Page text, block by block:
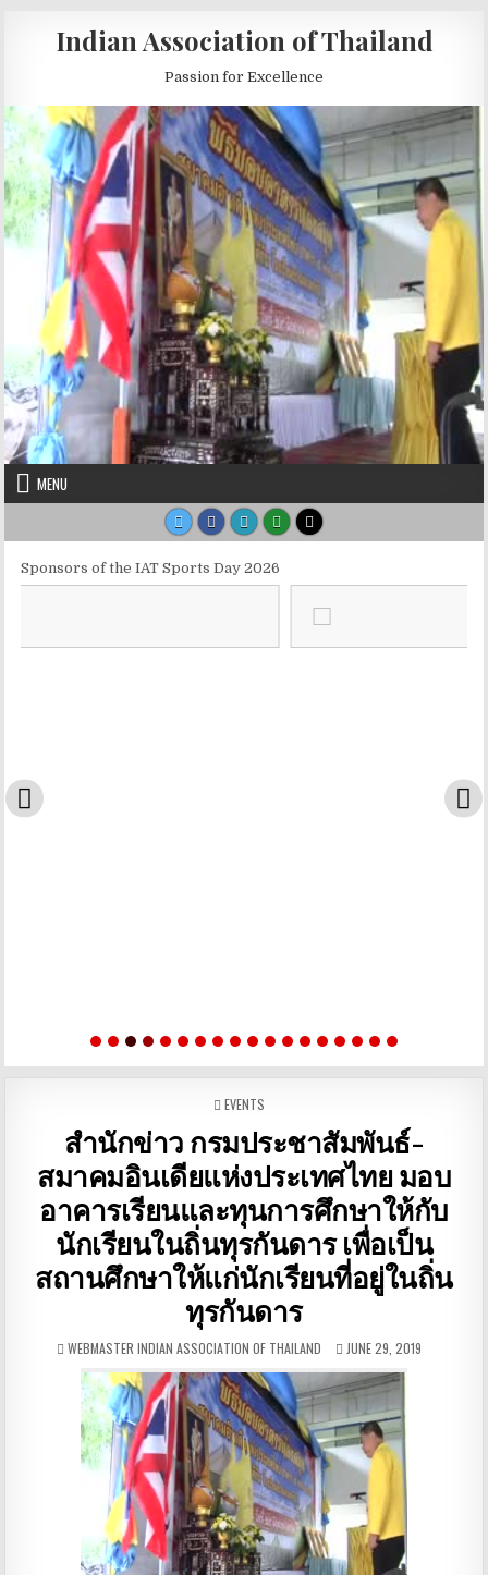
Indian Association of Thailand
Passion for Excellence
MENU
Sponsors of the IAT Sports Day 2026
POSTED IN
EVENTS
สำนักข่าว กรมประชาสัมพันธ์-
สมาคมอินเดียแห่งประเทศไทย มอบ
อาคารเรียนและทุนการศึกษาให้กับ
นักเรียนในถิ่นทุรกันดาร เพื่อเป็น
สถานศึกษาให้แก่นักเรียนที่อยู่ในถิ่น
ทุรกันดาร
AUTHOR:
WEBMASTER INDIAN ASSOCIATION OF THAILAND PUBLISHED DATE:
JUNE 29, 2019